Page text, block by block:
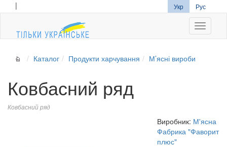
| Укр Рус
Каталог Продукти харчування М’ясні вироби
Ковбасний ряд
Ковбасний ряд
Виробник: М'ясна
Фабрика "Фаворит
плюс"